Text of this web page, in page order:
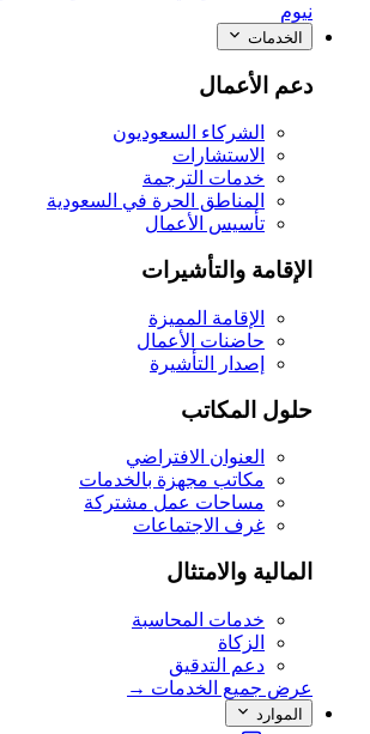
نيوم
الخدمات
دعم الأعمال
الشركاء السعوديون
الاستشارات
خدمات الترجمة
المناطق الحرة في السعودية
تأسيس الأعمال
الإقامة والتأشيرات
الإقامة المميزة
حاضنات الأعمال
إصدار التأشيرة
حلول المكاتب
العنوان الافتراضي
مكاتب مجهزة بالخدمات
مساحات عمل مشتركة
غرف الاجتماعات
المالية والامتثال
خدمات المحاسبة
الزكاة
دعم التدقيق
عرض جميع الخدمات →
الموارد